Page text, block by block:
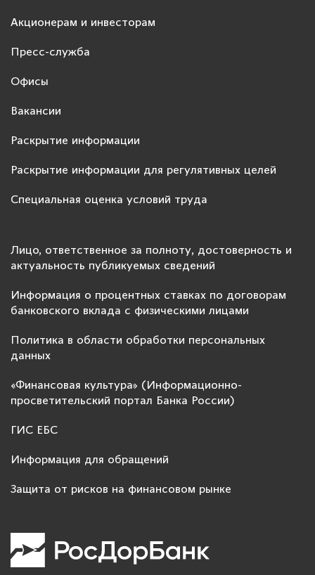
Акционерам и инвесторам
Пресс-служба
Офисы
Вакансии
Раскрытие информации
Раскрытие информации для регулятивных целей
Специальная оценка условий труда
Лицо, ответственное за полноту, достоверность и
актуальность публикуемых сведений
Информация о процентных ставках по договорам
банковского вклада с физическими лицами
Политика в области обработки персональных
данных
«Финансовая культура» (Информационно-
просветительский портал Банка России)
ГИС ЕБС
Информация для обращений
Защита от рисков на финансовом рынке